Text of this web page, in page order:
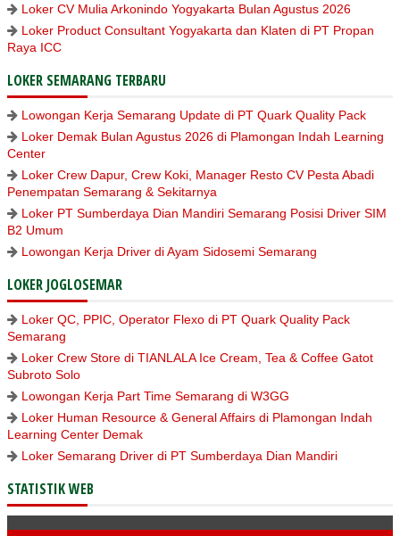
Loker CV Mulia Arkonindo Yogyakarta Bulan Agustus 2026
Loker Product Consultant Yogyakarta dan Klaten di PT Propan
Raya ICC
LOKER SEMARANG TERBARU
Lowongan Kerja Semarang Update di PT Quark Quality Pack
Loker Demak Bulan Agustus 2026 di Plamongan Indah Learning
Center
Loker Crew Dapur, Crew Koki, Manager Resto CV Pesta Abadi
Penempatan Semarang & Sekitarnya
Loker PT Sumberdaya Dian Mandiri Semarang Posisi Driver SIM
B2 Umum
Lowongan Kerja Driver di Ayam Sidosemi Semarang
LOKER JOGLOSEMAR
Loker QC, PPIC, Operator Flexo di PT Quark Quality Pack
Semarang
Loker Crew Store di TIANLALA Ice Cream, Tea & Coffee Gatot
Subroto Solo
Lowongan Kerja Part Time Semarang di W3GG
Loker Human Resource & General Affairs di Plamongan Indah
Learning Center Demak
Loker Semarang Driver di PT Sumberdaya Dian Mandiri
STATISTIK WEB